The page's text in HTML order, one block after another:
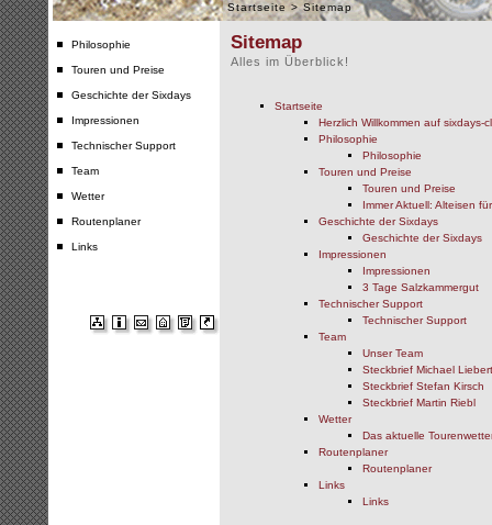
Startseite > Sitemap
Philosophie
Touren und Preise
Geschichte der Sixdays
Impressionen
Technischer Support
Team
Wetter
Routenplaner
Links
Sitemap
Alles im Überblick!
Startseite
Herzlich Willkommen auf sixdays-
Philosophie
Philosophie
Touren und Preise
Touren und Preise
Immer Aktuell: Alteisen
Geschichte der Sixdays
Geschichte der Sixdays
Impressionen
Impressionen
3 Tage Salzkammergut
Technischer Support
Technischer Support
Team
Unser Team
Steckbrief Michael Liebert
Steckbrief Stefan Kirsch
Steckbrief Martin Riebl
Wetter
Das aktuelle
Routenplaner
Routenplaner
Links
Links